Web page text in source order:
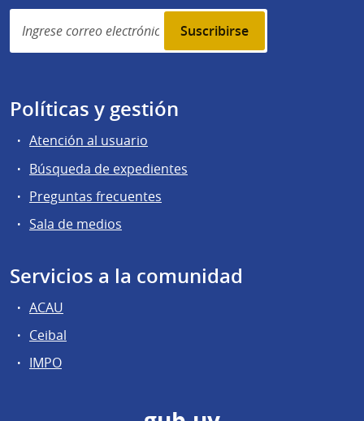
Simplenews
subscription
Políticas y gestión
Atención al usuario
Búsqueda de expedientes
Preguntas frecuentes
Sala de medios
Servicios a la comunidad
ACAU
Ceibal
IMPO